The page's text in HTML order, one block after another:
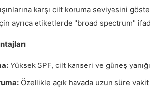
karşı cilt koruma seviyesini
ayrıca etiketlerde "broad spectrum"
Yüksek SPF, cilt kanseri ve güneş
Özellikle açık havada uzun süre